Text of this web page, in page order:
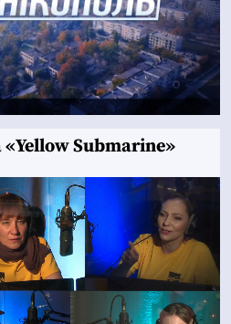
Submarine»